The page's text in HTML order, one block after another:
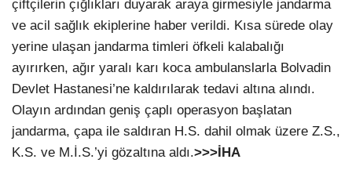
çiftçilerin çığlıkları duyarak araya girmesiyle jandarma
ve acil sağlık ekiplerine haber verildi. Kısa sürede olay
yerine ulaşan jandarma timleri öfkeli kalabalığı
ayırırken, ağır yaralı karı koca ambulanslarla Bolvadin
Devlet Hastanesi’ne kaldırılarak tedavi altına alındı.
Olayın ardından geniş çaplı operasyon başlatan
jandarma, çapa ile saldıran H.S. dahil olmak üzere Z.S.,
K.S. ve M.İ.S.’yi gözaltına aldı.>>>İHA